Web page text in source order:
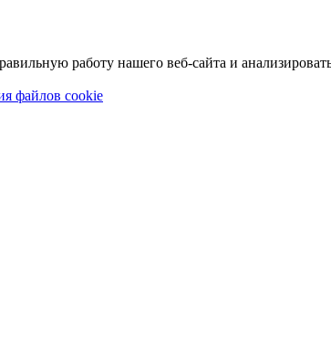
работу нашего веб-сайта и
файлов cookie